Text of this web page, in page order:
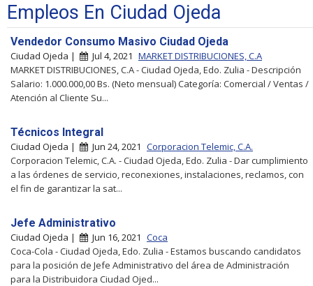
Empleos En Ciudad Ojeda
Vendedor Consumo Masivo Ciudad Ojeda
Ciudad Ojeda | Jul 4, 2021 MARKET DISTRIBUCIONES, C.A
MARKET DISTRIBUCIONES, C.A - Ciudad Ojeda, Edo. Zulia - Descripción
Salario: 1.000.000,00 Bs. (Neto mensual) Categoría: Comercial / Ventas /
Atención al Cliente Su...
Técnicos Integral
Ciudad Ojeda | Jun 24, 2021 Corporacion Telemic, C.A.
Corporacion Telemic, C.A. - Ciudad Ojeda, Edo. Zulia - Dar cumplimiento
a las órdenes de servicio, reconexiones, instalaciones, reclamos, con
el fin de garantizar la sat...
Jefe Administrativo
Ciudad Ojeda | Jun 16, 2021 Coca
Coca-Cola - Ciudad Ojeda, Edo. Zulia - Estamos buscando candidatos
para la posición de Jefe Administrativo del área de Administración
para la Distribuidora Ciudad Ojed...